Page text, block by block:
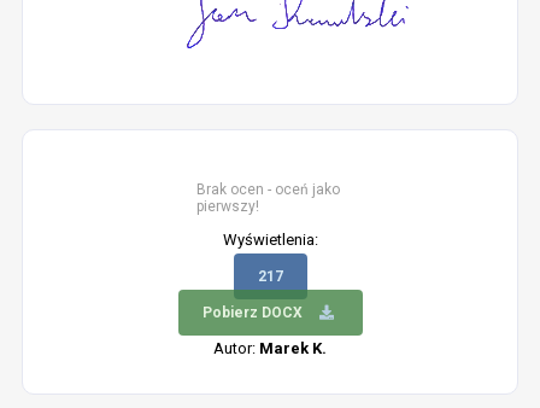
Brak ocen - oceń jako
pierwszy!
Wyświetlenia:
217
Pobierz DOCX
Autor: Marek K.